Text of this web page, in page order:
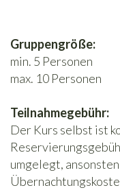
Gruppengröße:
min. 5 Personen
max. 10 Personen
Teilnahmegebühr:
Der Kurs selbst ist
umgelegt,